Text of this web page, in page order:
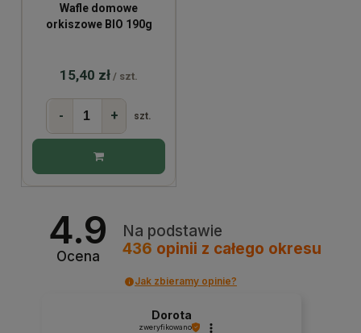
Wafle domowe
orkiszowe BIO 190g
15,40 zł / szt.
- + szt.
4.9
Ocena
Na podstawie
436 opinii z całego okresu
Jak zbieramy opinie?
Dorota
zweryfikowano